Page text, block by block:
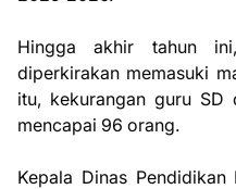
Hingga akhir tahun
diperkirakan memasuki
itu, kekurangan guru SD
mencapai 96 orang.
Kepala Dinas Pendidikan